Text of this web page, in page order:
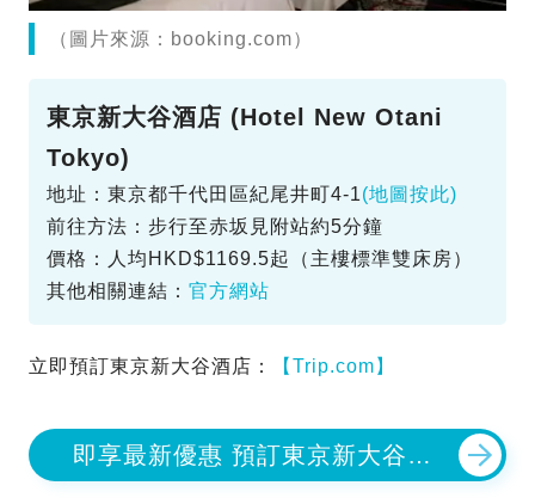
（圖片來源：booking.com）
東京新大谷酒店 (Hotel New Otani
Tokyo)
地址：東京都千代田區紀尾井町4-1(地圖按此)
前往方法：步行至赤坂見附站約5分鐘
價格：人均HKD$1169.5起（主樓標準雙床房）
其他相關連結： 官方網站
立即預訂東京新大谷酒店： 【Trip.com】
即享最新優惠 預訂東京新大谷酒
店